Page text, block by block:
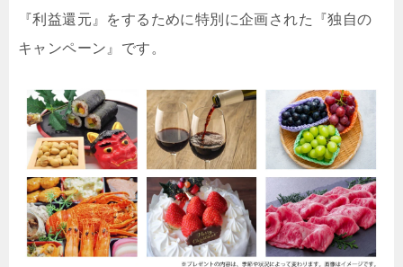
『利益還元』をするために特別に企画された『独自の
キャンペーン』です。